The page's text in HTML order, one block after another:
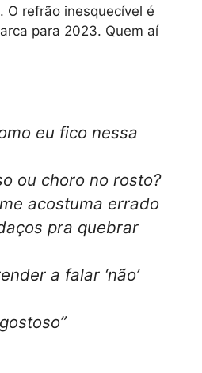
O refrão inesquecível é
para 2023. Quem aí
eu fico nessa
ou choro no rosto?
acostuma errado
pra quebrar
a falar ‘não’